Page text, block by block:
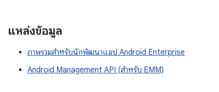
แหล่งข้อมูล
ภาพรวมสำหรับนักพัฒนาแอป Android Enterprise
Android Management API (สำหรับ EMM)